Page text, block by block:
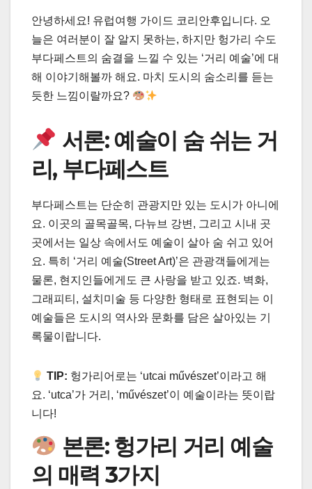
안녕하세요! 유럽여행 가이드 코리안후입니다. 오
늘은 여러분이 잘 알지 못하는, 하지만 헝가리 수도
부다페스트의 숨결을 느낄 수 있는 ‘거리 예술’에 대
해 이야기해볼까 해요. 마치 도시의 숨소리를 듣는
듯한 느낌이랄까요?
서론: 예술이 숨 쉬는 거
리, 부다페스트
부다페스트는 단순히 관광지만 있는 도시가 아니에
요. 이곳의 골목골목, 다뉴브 강변, 그리고 시내 곳
곳에서는 일상 속에서도 예술이 살아 숨 쉬고 있어
요. 특히 ‘거리 예술(Street Art)’은 관광객들에게는
물론, 현지인들에게도 큰 사랑을 받고 있죠. 벽화,
그래피티, 설치미술 등 다양한 형태로 표현되는 이
예술들은 도시의 역사와 문화를 담은 살아있는 기
록물이랍니다.
TIP: 헝가리어로는 ‘utcai művészet’이라고 해
요. ‘utca’가 거리, ‘művészet’이 예술이라는 뜻이랍
니다!
본론: 헝가리 거리 예술
의 매력 3가지